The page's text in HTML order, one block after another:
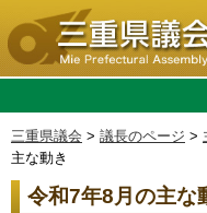
三重県議会 > 議長のページ >
主な動き
令和7年8月の主な